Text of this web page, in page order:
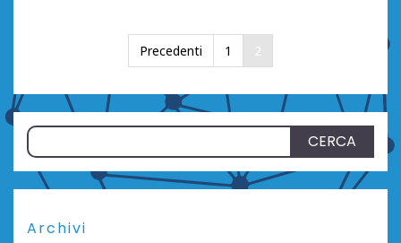
Paginazione
articoli
Precedenti 1 2
Ricerca
per:
Archivi